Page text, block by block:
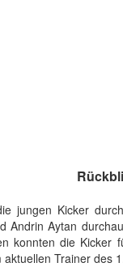
jungen Kicker
Andrin Aytan
konnten die
Trainer des